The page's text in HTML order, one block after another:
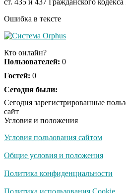
Ржу не переставая, это
Скрытая камера на
люди вытворяют, когда
Ролик длится
смеяться вы будете
Королева вагона
Ошибка в тексте
Кто онлайн?
Пользователей: 0
Гостей: 0
Сегодня были:
Сегодня зарегистрированные
сайт
Условия и положения
Условия пользования сайтом
Общие условия и положения
Политика конфиденциальности
Политика использования Cookie